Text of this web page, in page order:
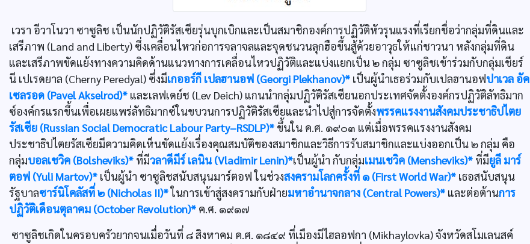
เวรา อีวาโนวา ซาซูลิช เป็นนักปฏิวัติรัสเซียรุ่นบุกเบิกและเป็นสมาชิกองค์การปฏิวัติหัวรุนแรงที่เรียกชื่อว่ากลุ่มที่ดินและ
เสรีภาพ (Land and Liberty) ซึ่งเคลื่อนไหวก่อการจลาจลและจุดชนวนลุกฮือขึ้นสู้ด้วยอาวุธให้แก่ชาวนา หลังกลุ่มที่ดิน
และเสรีภาพขัดแย้งทางความคิดด้านแนวทางการเคลื่อนไหวปฏิวัติและแบ่งแยกเป็น ๒ กลุ่ม ซาซูลิชเข้าร่วมกับกลุ่มเชียร์
นี เปเรดยาล (Cherny Peredyal) ซึ่งมีเกออร์กี เปลฮานอฟ (Georgi Plekhanov)* เป็นผู้นำเธอร่วมกับเปลฮานอฟปาเวล อัค
เซลรอด (Pavel Akselrod)* และเลฟเดย์ช (Lev Deich) แกนนำกลุ่มปฏิวัติรัสเซียนอกประเทศจัดตั้งองค์กรปฏิวัติลัทธิมาก
ซ์องค์กรแรกขึ้นเพื่อเผยแพร่ลัทธิมากซ์ในขบวนการปฏิวัติรัสเซียและนำไปสู่การจัดตั้งพรรคแรงงานสังคมประชาธิปไตย
รัสเซีย (Russian Social Democratic Labour Party–RSDLP)* ขึ้นใน ค.ศ. ๑๙๐๓ แต่เมื่อพรรคแรงงานสังคม
ประชาธิปไตยรัสเซียมีความคิดเห็นขัดแย้งเรื่องคุณสมบัติของสมาชิกและวิธีการรับสมาชิกและแบ่งออกเป็น ๒ กลุ่ม คือ
กลุ่มบอลเชวิค (Bolsheviks)* ที่มีวลาดีมีร์ เลนิน (Vladimir Lenin)*เป็นผู้นำ กับกลุ่มเมนเชวิค (Mensheviks)* ที่มียูลี มาร์
ตอฟ (Yuli Martov)* เป็นผู้นำ ซาซูลิชสนับสนุนมาร์ตอฟ ในช่วงสงครามโลกครั้งที่ ๑ (First World War)* เธอสนับสนุน
รัฐบาลซาร์นิโคลัสที่ ๒ (Nicholas II)*ในการเข้าสู่สงครามกับฝ่ายมหาอำนาจกลาง (Central Powers)* และต่อต้านการ
ปฏิวัติเดือนตุลาคม (October Revolution)* ค.ศ. ๑๙๑๗
ซาซูลิชเกิดในครอบครัวยากจนเมื่อวันที่ ๘ สิงหาคม ค.ศ. ๑๘๔๙ ที่เมืองมีไฮลอฟกา (Mikhaylovka) จังหวัดสโมเลนสค์